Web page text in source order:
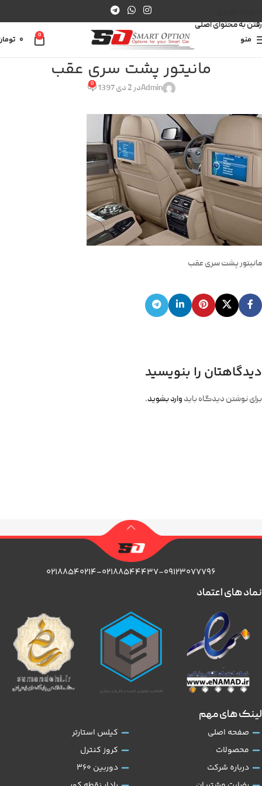
رفتن به محتوای اصلی
منو
0
مانیتور پشت سری عقب
Adminدر 2 دی 1397 0
مانیتور پشت سری عقب
دیدگاهتان را بنویسید
برای نوشتن دیدگاه باید وارد بشوید.
۰۲۱۸۸۵۴۰۲۱۴-۰۲۱۸۸۵۴۴۴۳۷-۰۹۱۲۳۰۷۷۷۹۶
لینک های مهم
صفحه اصلی
محصولات
درباره شرکت
کیلس استارتر
کروز کنترل
دوربین 360
نماد های اعتماد